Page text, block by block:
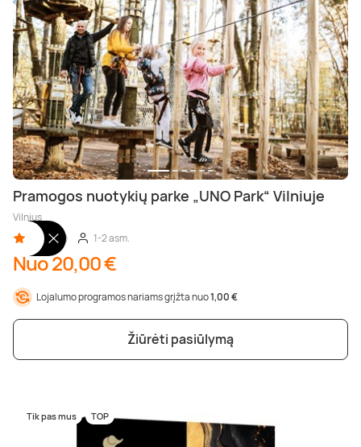
Pramogos nuotykių parke „UNO Park“ Vilniuje
Vilnius
4,90 (10)
1-2 asm.
Nuo 20,00 €
Lojalumo programos nariams grįžta nuo1,00 €
Žiūrėti pasiūlymą
Tik pas mus TOP